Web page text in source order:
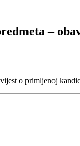
–
o primljenoj